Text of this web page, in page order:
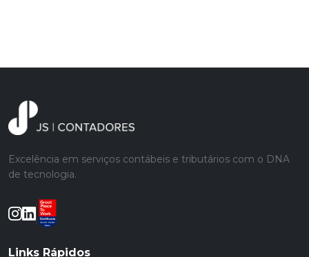
Excelência em serviços contábeis e tributários com o DNA
de tecnologia.
Links Rápidos